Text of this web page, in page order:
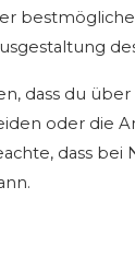
dass du
oder die
dass